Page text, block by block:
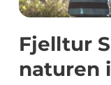
Fjelltur
naturen